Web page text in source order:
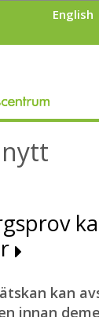
English
kan
innan